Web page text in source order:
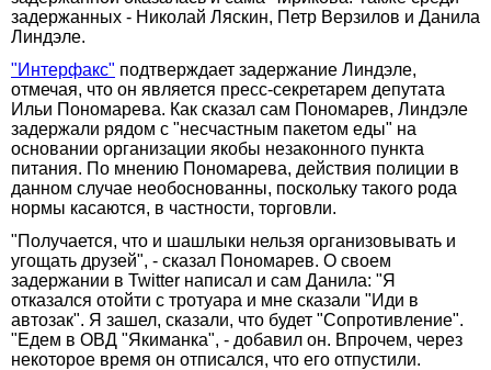
задержанных - Николай Ляскин, Петр Верзилов и Данила
Линдэле.
"Интерфакс" подтверждает задержание Линдэле,
отмечая, что он является пресс-секретарем депутата
Ильи Пономарева. Как сказал сам Пономарев, Линдэле
задержали рядом с "несчастным пакетом еды" на
основании организации якобы незаконного пункта
питания. По мнению Пономарева, действия полиции в
данном случае необоснованны, поскольку такого рода
нормы касаются, в частности, торговли.
"Получается, что и шашлыки нельзя организовывать и
угощать друзей", - сказал Пономарев. О своем
задержании в Twitter написал и сам Данила: "Я
отказался отойти с тротуара и мне сказали "Иди в
автозак". Я зашел, сказали, что будет "Сопротивление".
"Едем в ОВД "Якиманка", - добавил он. Впрочем, через
некоторое время он отписался, что его отпустили.